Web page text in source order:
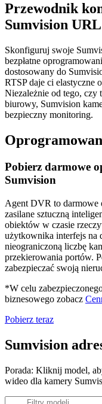
Przewodnik
Sumvision URL
Skonfiguruj swoje
bezpłatne
dostosowany do
RTSP daje ci elastyczne
Niezależnie od tego, czy
biurowy, Sumvision
bezpieczny monitoring.
Pobierz darmowe
Sumvision
Agent DVR to darmowe
zasilane sztuczną
obiektów w czasie
użytkownika interfejs na
nieograniczoną liczbę
przekierowania portów.
zabezpieczać swoją
*W celu
biznesowego zobacz
Pobierz teraz
Sumvision
Porada: Kliknij model,
wideo dla kamery